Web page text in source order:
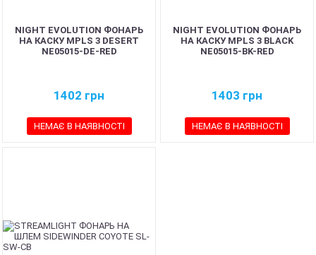
NIGHT EVOLUTION ФОНАРЬ
НА КАСКУ MPLS 3 DESERT
NE05015-DE-RED
1402 грн
НЕМАЄ В НАЯВНОСТІ
NIGHT EVOLUTION ФОНАРЬ
НА КАСКУ MPLS 3 BLACK
NE05015-BK-RED
1403 грн
НЕМАЄ В НАЯВНОСТІ